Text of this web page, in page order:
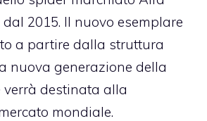
2015. Il nuovo esemplare
a partire dalla struttura
nuova generazione della
verrà destinata alla
mondiale.